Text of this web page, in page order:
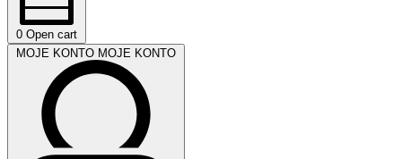
0 Open cart
MOJE KONTO MOJE KONTO